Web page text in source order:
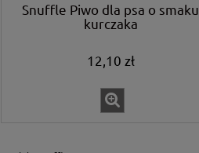
Snuffle Piwo dla psa o smaku
kurczaka
12,10 zł